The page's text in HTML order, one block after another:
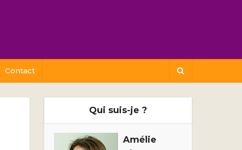
Contact
Qui suis-je ?
Amélie